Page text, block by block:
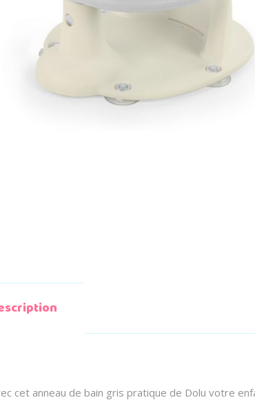
cet anneau de bain gris pratique de Dolu votre